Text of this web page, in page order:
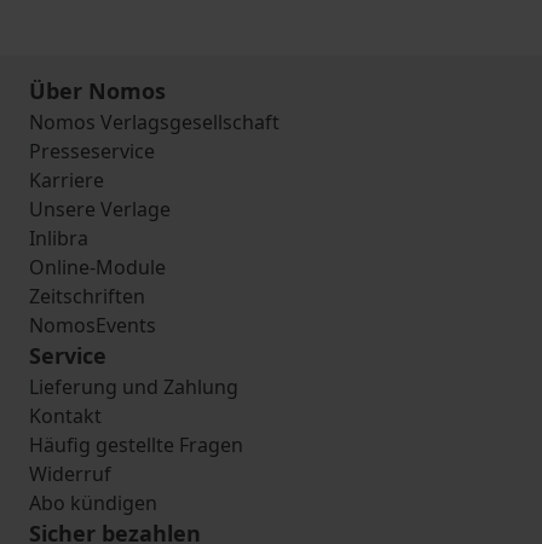
Über Nomos
Nomos Verlagsgesellschaft
Presseservice
Karriere
Unsere Verlage
Inlibra
Online-Module
Zeitschriften
NomosEvents
Service
Lieferung und Zahlung
Kontakt
Häufig gestellte Fragen
Widerruf
Abo kündigen
Sicher bezahlen